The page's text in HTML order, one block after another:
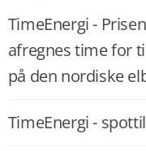
TimeEnergi -
afregnes time for
på den nordiske
TimeEnergi -